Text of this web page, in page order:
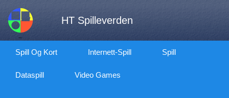
HT Spilleverden
Spill Og Kort Internett-Spill Spill
Dataspill Video Games